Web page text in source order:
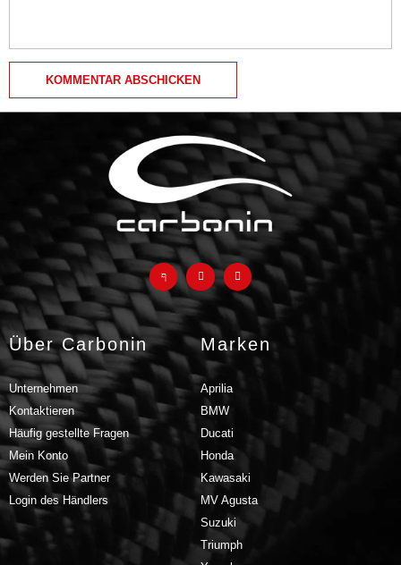
Über Carbonin
Unternehmen
Kontaktieren
Häufig gestellte Fragen
Mein Konto
Werden Sie Partner
Login des Händlers
Marken
Aprilia
BMW
Ducati
Honda
Kawasaki
MV Agusta
Suzuki
Triumph